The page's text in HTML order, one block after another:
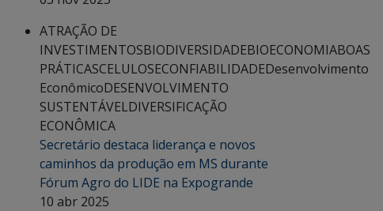
ATRAÇÃO DE
INVESTIMENTOSBIODIVERSIDADEBIOECONOMIABOAS
PRÁTICASCELULOSECONFIABILIDADEDesenvolvimento
EconômicoDESENVOLVIMENTO
SUSTENTÁVELDIVERSIFICAÇÃO
ECONÔMICA
Secretário destaca liderança e novos
caminhos da produção em MS durante
Fórum Agro do LIDE na Expogrande
10 abr 2025